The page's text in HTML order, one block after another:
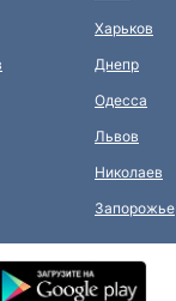
Харьков
Днепр
Одесса
Львов
Николаев
Запорожье